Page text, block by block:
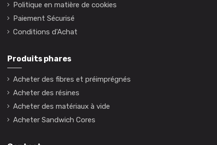
Politique en matière de cookies
Paiement Sécurisé
Conditions d'Achat
Produits phares
Acheter des fibres et préimprégnés
Acheter des résines
Acheter des matériaux à vide
Acheter Sandwich Cores